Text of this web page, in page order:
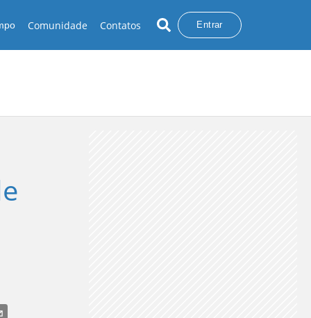
Comunidade Contatos Entrar
INTENSA